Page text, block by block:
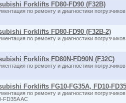
Forklifts FD80-FD90 (F32B)
по ремонту и диагностики
Forklifts FD80-FD90 (F32B-2)
по ремонту и диагностики
Forklifts FD80N-FD90N (F32C)
по ремонту и диагностики
Forklifts FG10-FG35A, FD10-
по ремонту и диагностики
FD35A AC